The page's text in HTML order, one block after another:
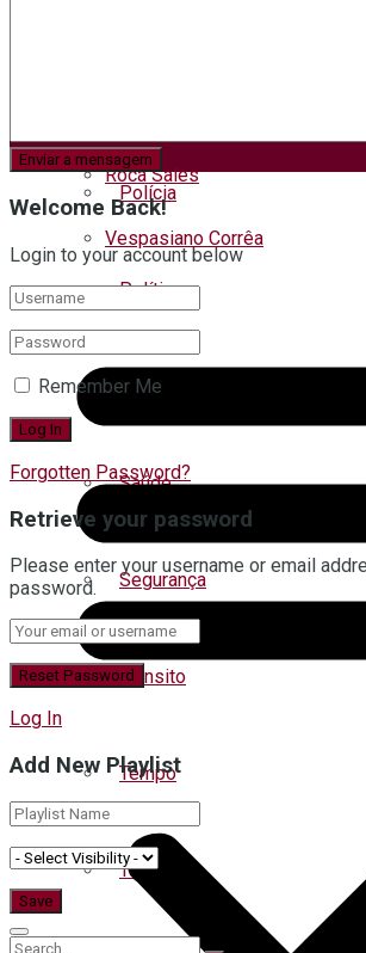
Polícia
Política
Regional
Saúde
Segurança
Trânsito
Tempo
Turismo
Roca Sales
Vespasiano Corrêa
Welcome Back!
Login to your account below
Remember Me
Forgotten Password?
Retrieve your password
Please enter your username or email
password.
Log In
Add New Playlist